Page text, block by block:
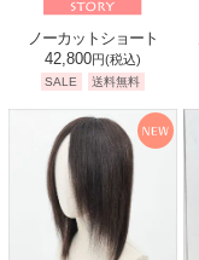
ノーカットショート
42,800円(税込)
SALE 送料無料